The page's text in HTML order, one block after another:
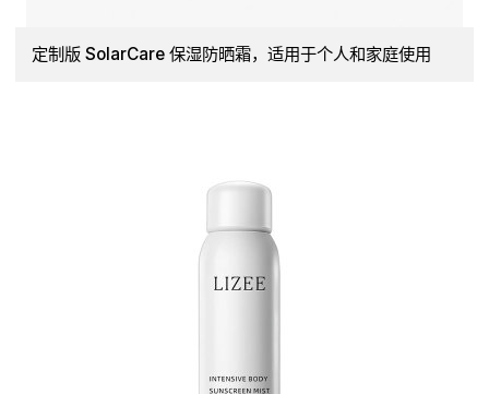
定制版 SolarCare 保湿防晒霜，适用于个人和家庭使用